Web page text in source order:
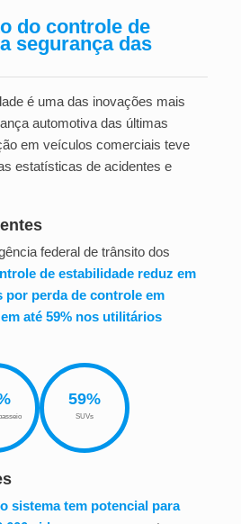
do controle de
segurança das
é uma das inovações mais
automotiva das últimas
em veículos comerciais teve
estatísticas de acidentes e
federal de trânsito dos
de estabilidade reduz em
por perda de controle em
até 59% nos utilitários
59%
SUVs
o sistema tem potencial para